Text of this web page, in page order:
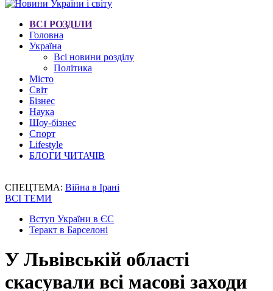
ВСІ РОЗДІЛИ
Головна
Україна
Всі новини розділу
Політика
Місто
Світ
Бізнес
Наука
Шоу-бізнес
Спорт
Lifestyle
БЛОГИ ЧИТАЧІВ
СПЕЦТЕМА: Війна в Ірані
ВСІ ТЕМИ
Вступ України в ЄС
Теракт в Барселоні
У Львівській області
скасували всі масові заходи